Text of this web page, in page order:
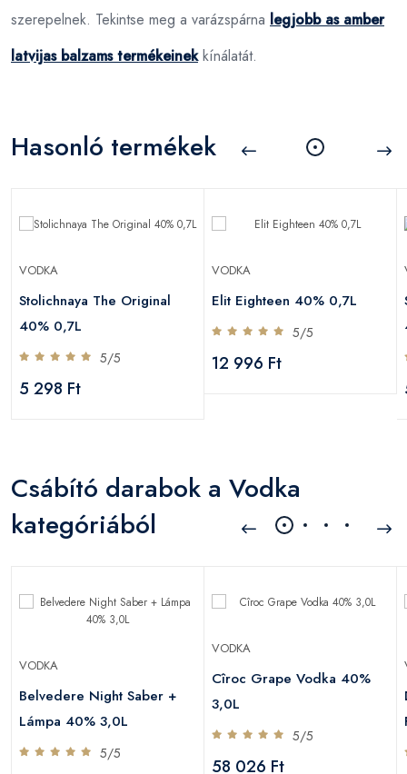
szerepelnek. Tekintse meg a varázspárna legjobb as amber
latvijas balzams termékeinekkínálatát.
Hasonló termékek
VODKA
Stolichnaya The Original
40% 0,7L
5/5
5 298 Ft
VODKA
Elit Eighteen 40% 0,7L
5/5
12 996 Ft
Csábító darabok a Vodka
kategóriából
VODKA
Belvedere Night Saber +
Lámpa 40% 3,0L
5/5
VODKA
Cîroc Grape Vodka 40%
3,0L
5/5
58 026 Ft